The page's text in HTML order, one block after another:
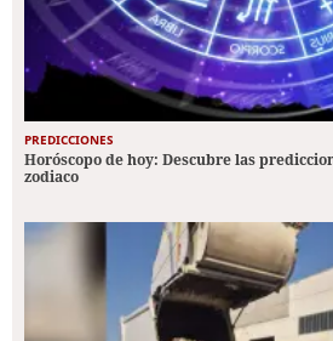
PREDICCIONES
Horóscopo de hoy: Descubre las
zodiaco